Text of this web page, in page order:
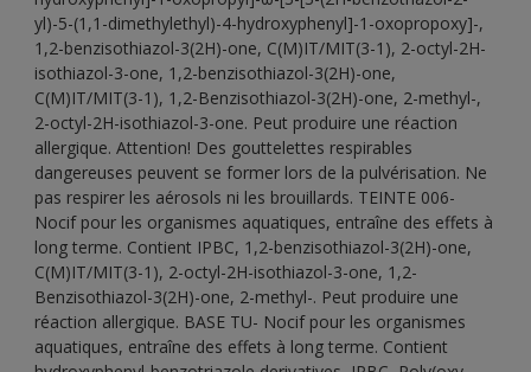
yl)-5-(1,1-dimethylethyl)-4-hydroxyphenyl]-1-oxopropoxy]-,
1,2-benzisothiazol-3(2H)-one, C(M)IT/MIT(3-1), 2-octyl-2H-
isothiazol-3-one, 1,2-benzisothiazol-3(2H)-one,
C(M)IT/MIT(3-1), 1,2-Benzisothiazol-3(2H)-one, 2-methyl-,
2-octyl-2H-isothiazol-3-one. Peut produire une réaction
allergique. Attention! Des gouttelettes respirables
dangereuses peuvent se former lors de la pulvérisation. Ne
pas respirer les aérosols ni les brouillards. TEINTE 006-
Nocif pour les organismes aquatiques, entraîne des effets à
long terme. Contient IPBC, 1,2-benzisothiazol-3(2H)-one,
C(M)IT/MIT(3-1), 2-octyl-2H-isothiazol-3-one, 1,2-
Benzisothiazol-3(2H)-one, 2-methyl-. Peut produire une
réaction allergique. BASE TU- Nocif pour les organismes
aquatiques, entraîne des effets à long terme. Contient